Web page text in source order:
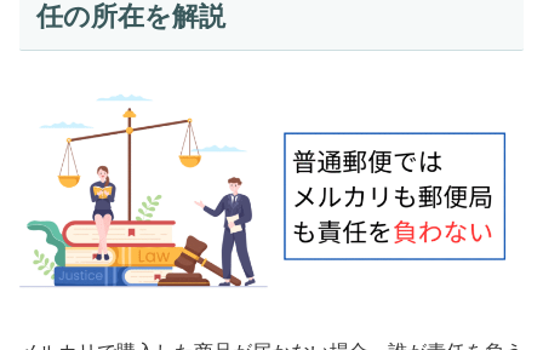
任の所在を解説